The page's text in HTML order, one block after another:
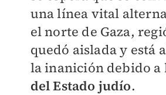
una línea vital
el norte de Gaza,
quedó aislada y está
la inanición debido a
del Estado judío.